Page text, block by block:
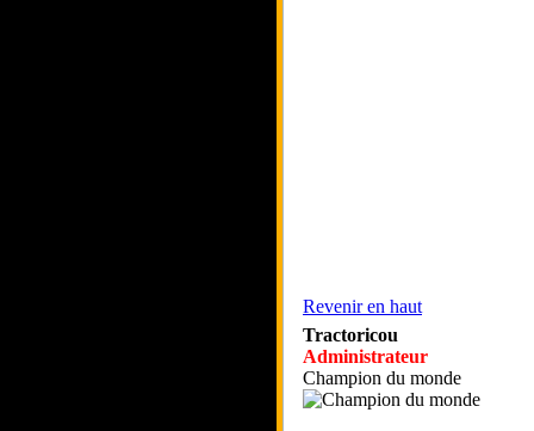
Revenir en haut
Tractoricou
Administrateur
Champion du monde